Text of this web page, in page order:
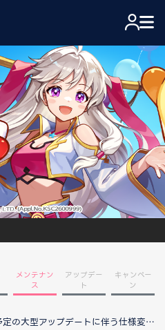
メンテナン
ス
アップデー
ト
キャンペー
ン
2026年12月予定の大型アップデートに伴う仕様変更のお知らせ